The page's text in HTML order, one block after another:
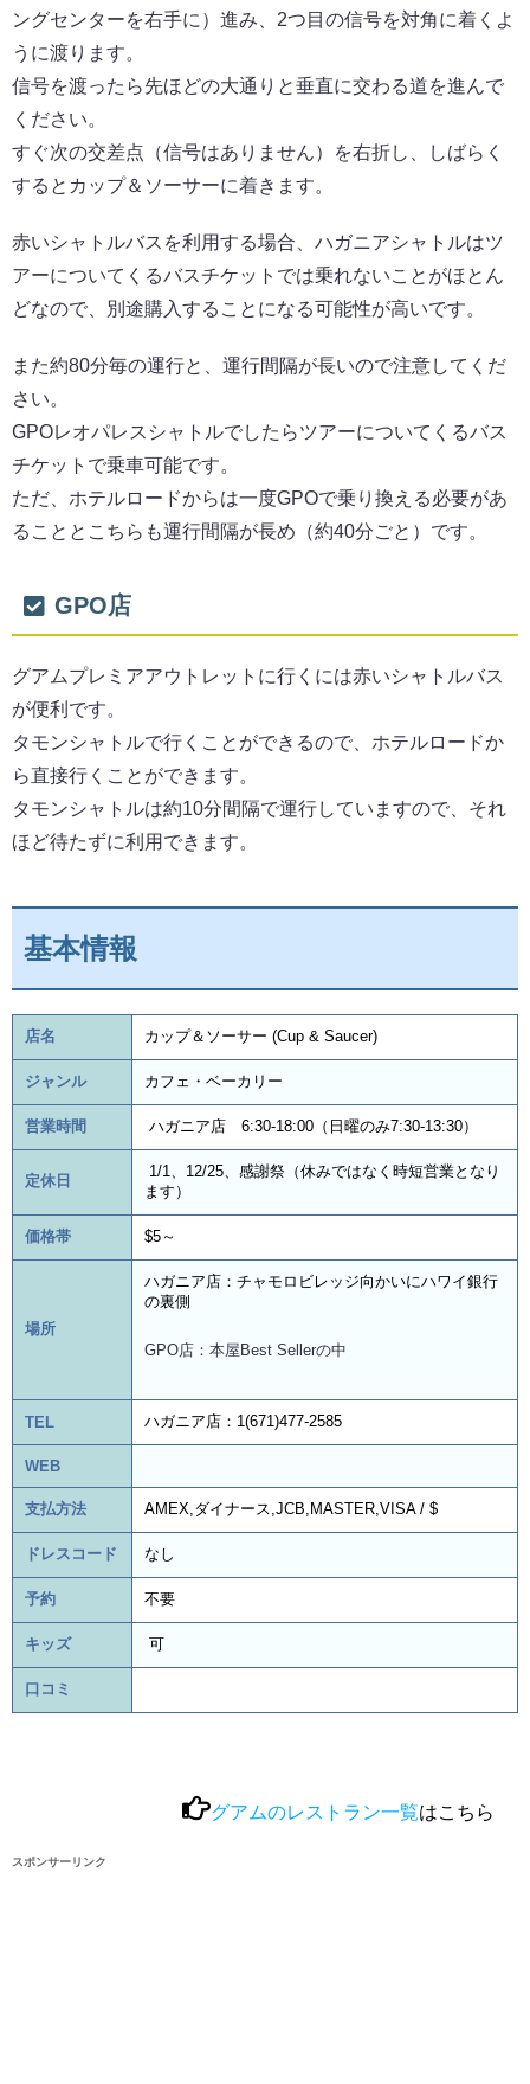
ングセンターを右手に）進み、2つ目の信号を対角に着くよ
うに渡ります。
信号を渡ったら先ほどの大通りと垂直に交わる道を進んで
ください。
すぐ次の交差点（信号はありません）を右折し、しばらく
するとカップ＆ソーサーに着きます。
赤いシャトルバスを利用する場合、ハガニアシャトルはツ
アーについてくるバスチケットでは乗れないことがほとん
どなので、別途購入することになる可能性が高いです。
また約80分毎の運行と、運行間隔が長いので注意してくだ
さい。
GPOレオパレスシャトルでしたらツアーについてくるバス
チケットで乗車可能です。
ただ、ホテルロードからは一度GPOで乗り換える必要があ
ることとこちらも運行間隔が長め（約40分ごと）です。
GPO店
グアムプレミアアウトレットに行くには赤いシャトルバス
が便利です。
タモンシャトルで行くことができるので、ホテルロードか
ら直接行くことができます。
タモンシャトルは約10分間隔で運行していますので、それ
ほど待たずに利用できます。
基本情報
店名 カップ＆ソーサー (Cup & Saucer)
ジャンル カフェ・ベーカリー
営業時間 ハガニア店 6:30-18:00（日曜のみ7:30-13:30）
定休日
1/1、12/25、感謝祭（休みではなく時短営業となり
ます）
価格帯 $5～
場所
ハガニア店：チャモロビレッジ向かいにハワイ銀行
の裏側
GPO店：本屋Best Sellerの中
TEL ハガニア店：1(671)477-2585
WEB
支払方法 AMEX,ダイナース,JCB,MASTER,VISA / $
ドレスコード なし
予約 不要
キッズ 可
口コミ
グアムのレストラン一覧はこちら
スポンサーリンク